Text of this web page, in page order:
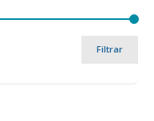
Filtrar